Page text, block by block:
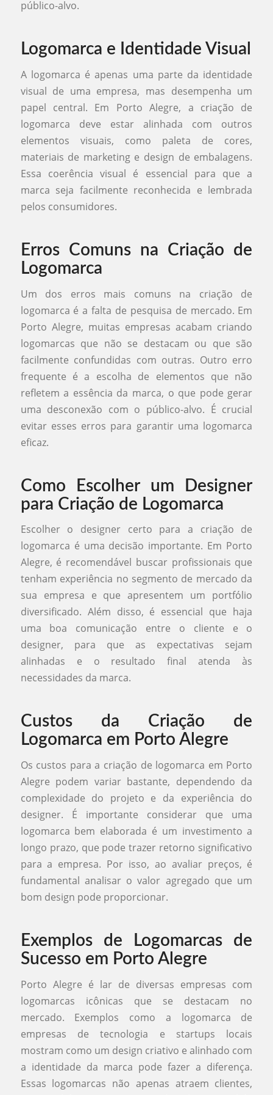
público-alvo.
Logomarca e Identidade Visual
A logomarca é apenas uma parte da identidade
visual de uma empresa, mas desempenha um
papel central. Em Porto Alegre, a criação de
logomarca deve estar alinhada com outros
elementos visuais, como paleta de cores,
materiais de marketing e design de embalagens.
Essa coerência visual é essencial para que a
marca seja facilmente reconhecida e lembrada
pelos consumidores.
Erros Comuns na Criação de
Logomarca
Um dos erros mais comuns na criação de
logomarca é a falta de pesquisa de mercado. Em
Porto Alegre, muitas empresas acabam criando
logomarcas que não se destacam ou que são
facilmente confundidas com outras. Outro erro
frequente é a escolha de elementos que não
refletem a essência da marca, o que pode gerar
uma desconexão com o público-alvo. É crucial
evitar esses erros para garantir uma logomarca
eficaz.
Como Escolher um Designer
para Criação de Logomarca
Escolher o designer certo para a criação de
logomarca é uma decisão importante. Em Porto
Alegre, é recomendável buscar profissionais que
tenham experiência no segmento de mercado da
sua empresa e que apresentem um portfólio
diversificado. Além disso, é essencial que haja
uma boa comunicação entre o cliente e o
designer, para que as expectativas sejam
alinhadas e o resultado final atenda às
necessidades da marca.
Custos da Criação de
Logomarca em Porto Alegre
Os custos para a criação de logomarca em Porto
Alegre podem variar bastante, dependendo da
complexidade do projeto e da experiência do
designer. É importante considerar que uma
logomarca bem elaborada é um investimento a
longo prazo, que pode trazer retorno significativo
para a empresa. Por isso, ao avaliar preços, é
fundamental analisar o valor agregado que um
bom design pode proporcionar.
Exemplos de Logomarcas de
Sucesso em Porto Alegre
Porto Alegre é lar de diversas empresas com
logomarcas icônicas que se destacam no
mercado. Exemplos como a logomarca de
empresas de tecnologia e startups locais
mostram como um design criativo e alinhado com
a identidade da marca pode fazer a diferença.
Essas logomarcas não apenas atraem clientes,